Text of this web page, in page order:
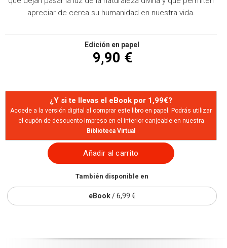
apreciar de cerca su humanidad en nuestra vida.
Edición en papel
9,90 €
¿Y si te llevas el eBook por 1,99€?
Accede a la versión digital al comprar este libro en papel. Podrás utilizar
el cupón de descuento impreso en el interior canjeable en nuestra
Biblioteca Virtual
Añadir al carrito
También disponible en
eBook/ 6,99 €